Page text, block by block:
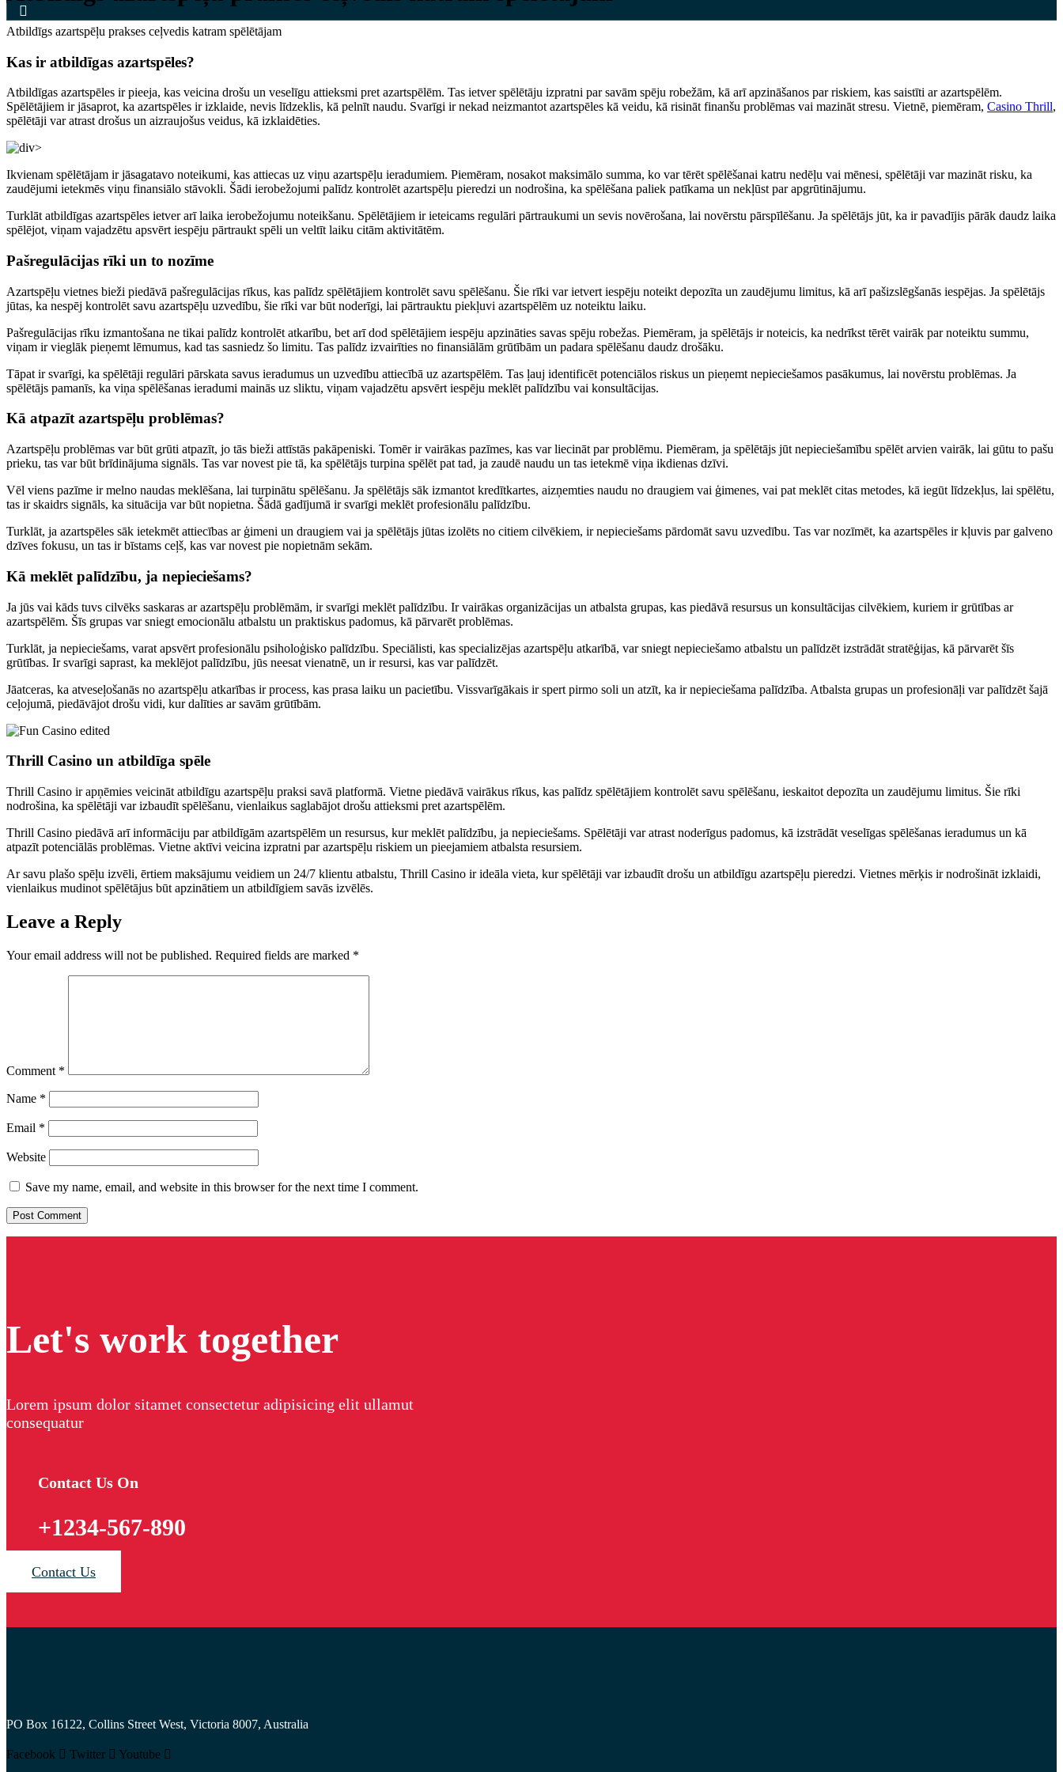
Atbildīgs azartspēļu prakses ceļvedis katram spēlētājam
Kas ir atbildīgas azartspēles?
Atbildīgas azartspēles ir pieeja, kas veicina drošu un veselīgu attieksmi pret azartspēlēm. Tas ietver spēlētāju izpratni par savām spēju robežām, kā arī apzināšanos par riskiem, kas saistīti ar azartspēlēm.
Spēlētājiem ir jāsaprot, ka azartspēles ir izklaide, nevis līdzeklis, kā pelnīt naudu. Svarīgi ir nekad neizmantot azartspēles kā veidu, kā risināt finanšu problēmas vai mazināt stresu. Vietnē, piemēram, Casino Thrill,
spēlētāji var atrast drošus un aizraujošus veidus, kā izklaidēties.
Ikvienam spēlētājam ir jāsagatavo noteikumi, kas attiecas uz viņu azartspēļu ieradumiem. Piemēram, nosakot maksimālo summa, ko var tērēt spēlēšanai katru nedēļu vai mēnesi, spēlētāji var mazināt risku, ka
zaudējumi ietekmēs viņu finansiālo stāvokli. Šādi ierobežojumi palīdz kontrolēt azartspēļu pieredzi un nodrošina, ka spēlēšana paliek patīkama un nekļūst par apgrūtinājumu.
Turklāt atbildīgas azartspēles ietver arī laika ierobežojumu noteikšanu. Spēlētājiem ir ieteicams regulāri pārtraukumi un sevis novērošana, lai novērstu pārspīlēšanu. Ja spēlētājs jūt, ka ir pavadījis pārāk daudz laika
spēlējot, viņam vajadzētu apsvērt iespēju pārtraukt spēli un veltīt laiku citām aktivitātēm.
Pašregulācijas rīki un to nozīme
Azartspēļu vietnes bieži piedāvā pašregulācijas rīkus, kas palīdz spēlētājiem kontrolēt savu spēlēšanu. Šie rīki var ietvert iespēju noteikt depozīta un zaudējumu limitus, kā arī pašizslēgšanās iespējas. Ja spēlētājs
jūtas, ka nespēj kontrolēt savu azartspēļu uzvedību, šie rīki var būt noderīgi, lai pārtrauktu piekļuvi azartspēlēm uz noteiktu laiku.
Pašregulācijas rīku izmantošana ne tikai palīdz kontrolēt atkarību, bet arī dod spēlētājiem iespēju apzināties savas spēju robežas. Piemēram, ja spēlētājs ir noteicis, ka nedrīkst tērēt vairāk par noteiktu summu,
viņam ir vieglāk pieņemt lēmumus, kad tas sasniedz šo limitu. Tas palīdz izvairīties no finansiālām grūtībām un padara spēlēšanu daudz drošāku.
Tāpat ir svarīgi, ka spēlētāji regulāri pārskata savus ieradumus un uzvedību attiecībā uz azartspēlēm. Tas ļauj identificēt potenciālos riskus un pieņemt nepieciešamos pasākumus, lai novērstu problēmas. Ja
spēlētājs pamanīs, ka viņa spēlēšanas ieradumi mainās uz sliktu, viņam vajadzētu apsvērt iespēju meklēt palīdzību vai konsultācijas.
Kā atpazīt azartspēļu problēmas?
Azartspēļu problēmas var būt grūti atpazīt, jo tās bieži attīstās pakāpeniski. Tomēr ir vairākas pazīmes, kas var liecināt par problēmu. Piemēram, ja spēlētājs jūt nepieciešamību spēlēt arvien vairāk, lai gūtu to pašu
prieku, tas var būt brīdinājuma signāls. Tas var novest pie tā, ka spēlētājs turpina spēlēt pat tad, ja zaudē naudu un tas ietekmē viņa ikdienas dzīvi.
Vēl viens pazīme ir melno naudas meklēšana, lai turpinātu spēlēšanu. Ja spēlētājs sāk izmantot kredītkartes, aizņemties naudu no draugiem vai ģimenes, vai pat meklēt citas metodes, kā iegūt līdzekļus, lai spēlētu,
tas ir skaidrs signāls, ka situācija var būt nopietna. Šādā gadījumā ir svarīgi meklēt profesionālu palīdzību.
Turklāt, ja azartspēles sāk ietekmēt attiecības ar ģimeni un draugiem vai ja spēlētājs jūtas izolēts no citiem cilvēkiem, ir nepieciešams pārdomāt savu uzvedību. Tas var nozīmēt, ka azartspēles ir kļuvis par galveno
dzīves fokusu, un tas ir bīstams ceļš, kas var novest pie nopietnām sekām.
Kā meklēt palīdzību, ja nepieciešams?
Ja jūs vai kāds tuvs cilvēks saskaras ar azartspēļu problēmām, ir svarīgi meklēt palīdzību. Ir vairākas organizācijas un atbalsta grupas, kas piedāvā resursus un konsultācijas cilvēkiem, kuriem ir grūtības ar
azartspēlēm. Šīs grupas var sniegt emocionālu atbalstu un praktiskus padomus, kā pārvarēt problēmas.
Turklāt, ja nepieciešams, varat apsvērt profesionālu psiholoģisko palīdzību. Speciālisti, kas specializējas azartspēļu atkarībā, var sniegt nepieciešamo atbalstu un palīdzēt izstrādāt stratēģijas, kā pārvarēt šīs
grūtības. Ir svarīgi saprast, ka meklējot palīdzību, jūs neesat vienatnē, un ir resursi, kas var palīdzēt.
Jāatceras, ka atveseļošanās no azartspēļu atkarības ir process, kas prasa laiku un pacietību. Vissvarīgākais ir spert pirmo soli un atzīt, ka ir nepieciešama palīdzība. Atbalsta grupas un profesionāļi var palīdzēt šajā
ceļojumā, piedāvājot drošu vidi, kur dalīties ar savām grūtībām.
Thrill Casino un atbildīga spēle
Thrill Casino ir apņēmies veicināt atbildīgu azartspēļu praksi savā platformā. Vietne piedāvā vairākus rīkus, kas palīdz spēlētājiem kontrolēt savu spēlēšanu, ieskaitot depozīta un zaudējumu limitus. Šie rīki
nodrošina, ka spēlētāji var izbaudīt spēlēšanu, vienlaikus saglabājot drošu attieksmi pret azartspēlēm.
Thrill Casino piedāvā arī informāciju par atbildīgām azartspēlēm un resursus, kur meklēt palīdzību, ja nepieciešams. Spēlētāji var atrast noderīgus padomus, kā izstrādāt veselīgas spēlēšanas ieradumus un kā
atpazīt potenciālās problēmas. Vietne aktīvi veicina izpratni par azartspēļu riskiem un pieejamiem atbalsta resursiem.
Ar savu plašo spēļu izvēli, ērtiem maksājumu veidiem un 24/7 klientu atbalstu, Thrill Casino ir ideāla vieta, kur spēlētāji var izbaudīt drošu un atbildīgu azartspēļu pieredzi. Vietnes mērķis ir nodrošināt izklaidi,
vienlaikus mudinot spēlētājus būt apzinātiem un atbildīgiem savās izvēlēs.
Leave a Reply
Your email address will not be published. Required fields are marked *
Comment *
Name *
Email *
Website
Save my name, email, and website in this browser for the next time I comment.
Let's work together
Lorem ipsum dolor sitamet consectetur adipisicing elit ullamut
consequatur
Contact Us On
+1234-567-890
Contact Us
PO Box 16122, Collins Street West, Victoria 8007, Australia
Facebook Twitter Youtube